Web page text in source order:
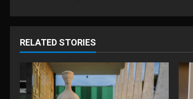
s
t
a
RELATED STORIES